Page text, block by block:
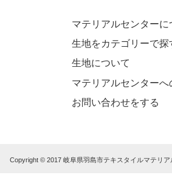
マテリアルセンターに
生地をカテゴリーで探
生地について
マテリアルセンターへ
お問い合わせをする
Copyright © 2017 岐阜県羽島市テキスタイルマテリア